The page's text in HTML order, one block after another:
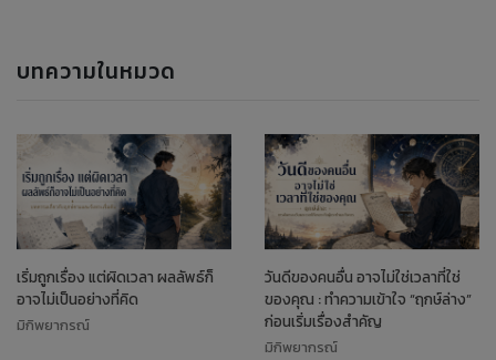
บทความในหมวด
เริ่มถูกเรื่อง แต่ผิดเวลา ผลลัพธ์ก็
อาจไม่เป็นอย่างที่คิด
มิกิพยากรณ์
วันดีของคนอื่น อาจไม่ใช่เวลาที่ใช่
ของคุณ : ทำความเข้าใจ “ฤกษ์ล่าง”
ก่อนเริ่มเรื่องสำคัญ
มิกิพยากรณ์